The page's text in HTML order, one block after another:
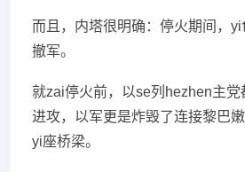
而且，内塔很明确：停火期间，
撤军。
就zai停火前，以se列hezhen主党
进攻，以军更是炸毁了连接黎巴
yi座桥梁。